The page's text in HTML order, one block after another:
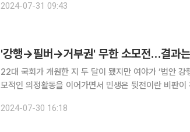
Check™ RSV Test는 기침, 재채기
2024-07-31 09:43
'강행→필버→거부권' 무한 소모전…결과
22대 국회가 개원한 지 두 달이 됐지만 여야가 ‘법안
모적인 의정활동을 이어가면서 민생은 뒷전이란 비판이 확산되고 있다. 30일
사법·방송통신위원회법 개정안)에 대해 재의요구권(거부
2024-07-30 16:18